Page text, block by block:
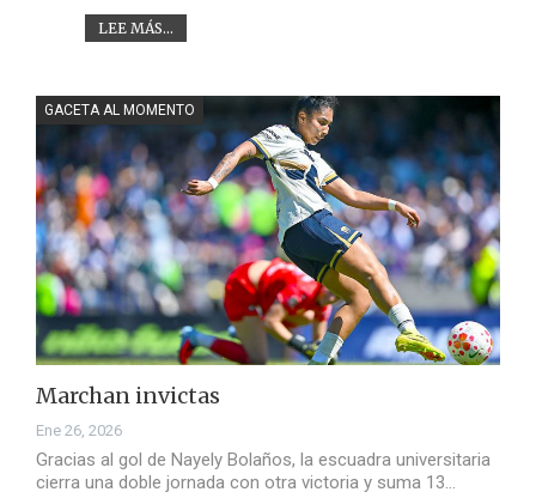
LEE MÁS...
GACETA AL MOMENTO
Marchan invictas
Ene 26, 2026
Gracias al gol de Nayely Bolaños, la escuadra universitaria
cierra una doble jornada con otra victoria y suma 13…